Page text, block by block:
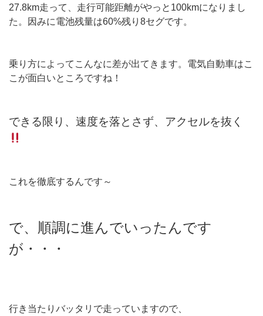
27.8km走って、走行可能距離がやっと100kmになりまし
た。因みに電池残量は60%残り8セグです。
乗り方によってこんなに差が出てきます。電気自動車はこ
こが面白いところですね！
できる限り、速度を落とさず、アクセルを抜く
これを徹底するんです～
で、順調に進んでいったんです
が・・・
行き当たりバッタリで走っていますので、